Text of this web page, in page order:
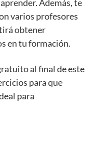
Además, te
varios profesores
obtener
en tu formación.
al final de este
para que
para